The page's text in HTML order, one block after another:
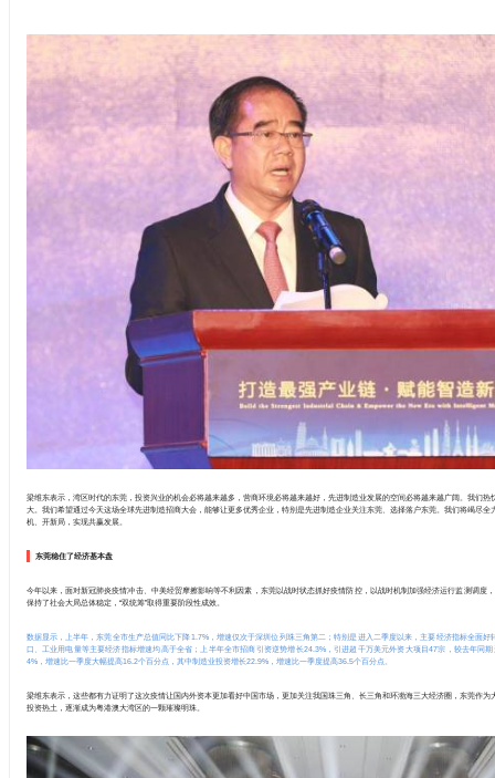
梁维东表示，湾区时代的东莞，投资兴业的机会必将越来越多，营商环境必将越来越好，先进制造业发展的空间必将越来越广阔。我们
大。我们希望通过今天这场全球先进制造招商大会，能够让更多优秀企业，特别是先进制造企业关注东莞、选择落户东莞。我们将竭尽
机、开新局，实现共赢发展。
东莞稳住了经济基本盘
今年以来，面对新冠肺炎疫情冲击、中美经贸摩擦影响等不利因素，东莞以战时状态抓好疫情防控，以战时机制加强经济运行监测调度，
保持了社会大局总体稳定，“双统筹”取得重要阶段性成效。
数据显示，上半年，东莞全市生产总值同比下降1.7%，增速仅次于深圳位列珠三角第二；特别是进入二季度以来，主要经济指标全面
口、工业用电量等主要经济指标增速均高于全省；上半年全市招商引资逆势增长24.3%，引进超千万美元外资大项目47宗，较去年同
4%，增速比一季度大幅提高16.2个百分点，其中制造业投资增长22.9%，增速比一季度提高36.5个百分点。
梁维东表示，这些都有力证明了这次疫情让国内外资本更加看好中国市场，更加关注我国珠三角、长三角和环渤海三大经济圈，东莞作
投资热土，逐渐成为粤港澳大湾区的一颗璀璨明珠。